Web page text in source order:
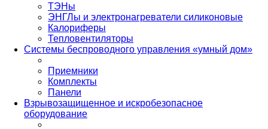
ТЭНы
ЭНГЛы и электронагреватели силиконовые
Калориферы
Тепловентиляторы
Системы беспроводного управления «умный дом»
Приемники
Комплекты
Панели
Взрывозащищенное и искробезопасное
оборудование